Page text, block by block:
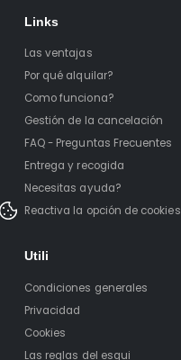
Links
Las ventajas
Por qué alquilar?
Como funciona?
Gestión de la cancelación
FAQ - Preguntas Frecuentes
Entrega y recogida
Necesitas ayuda?
Reactiva la opción de cookies
Utili
Condiciones generales
Privacidad
Cookies
Las reglas del esqui